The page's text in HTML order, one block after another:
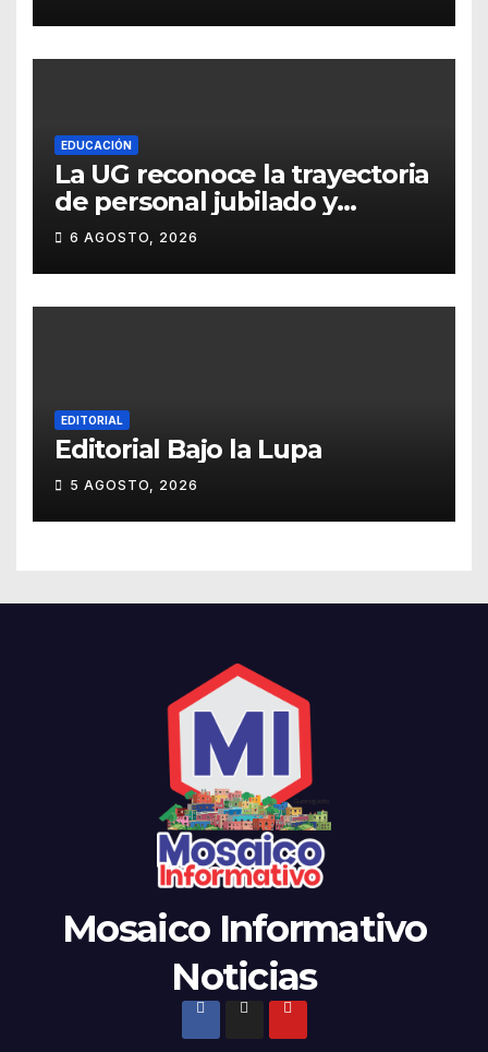
EDUCACIÓN
La UG reconoce la trayectoria
de personal jubilado y
agradece su legado
6 AGOSTO, 2026
EDITORIAL
Editorial Bajo la Lupa
5 AGOSTO, 2026
Mosaico Informativo
Noticias